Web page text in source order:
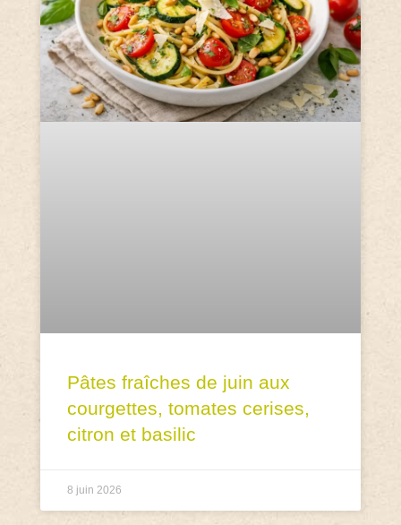
Pâtes fraîches de juin aux
courgettes, tomates cerises,
citron et basilic
8 juin 2026